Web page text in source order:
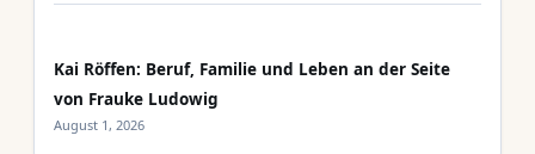
Kai Röffen: Beruf, Familie und Leben an der Seite
von Frauke Ludowig
August 1, 2026